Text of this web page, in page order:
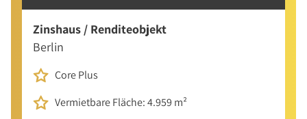
Zinshaus / Renditeobjekt
Berlin
Core Plus
Vermietbare Fläche: 4.959 m²